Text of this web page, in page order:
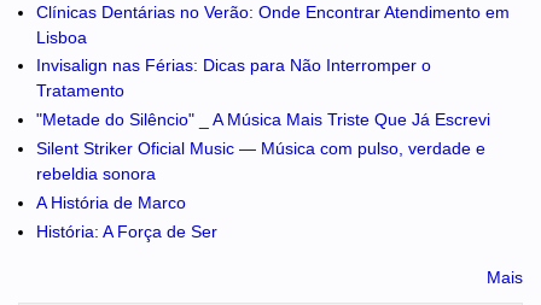
Clínicas Dentárias no Verão: Onde Encontrar Atendimento em
Lisboa
Invisalign nas Férias: Dicas para Não Interromper o
Tratamento
"Metade do Silêncio" _ A Música Mais Triste Que Já Escrevi
Silent Striker Oficial Music — Música com pulso, verdade e
rebeldia sonora
A História de Marco
História: A Força de Ser
Mais